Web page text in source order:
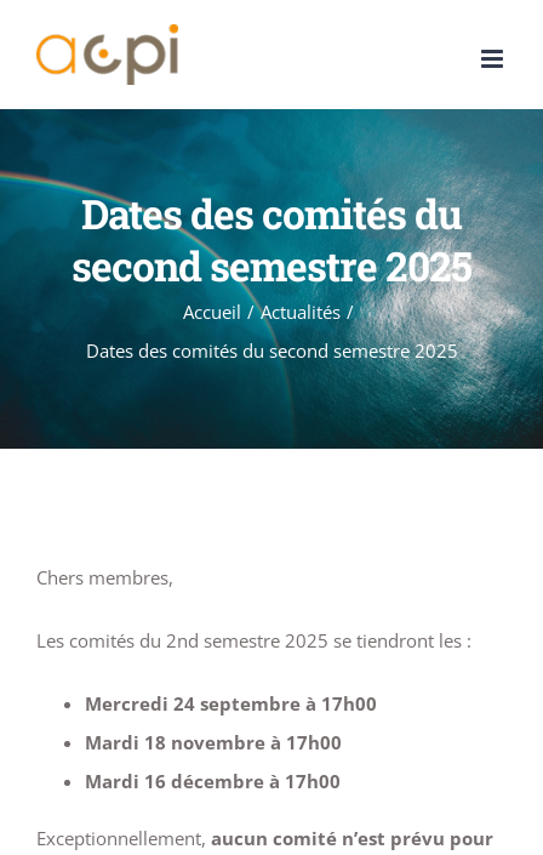
Dates des comités du
second semestre 2025
Accueil
Actualités
Dates des comités du second semestre 2025
Chers membres,
Les comités du 2nd semestre 2025 se tiendront les :
Mercredi 24 septembre à 17h00
Mardi 18 novembre à 17h00
Mardi 16 décembre à 17h00
Exceptionnellement, aucun comité n’est prévu pour